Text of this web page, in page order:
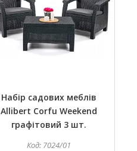
Набір садових меблів
Allibert Corfu Weekend
графітовий 3 шт.
7024/01